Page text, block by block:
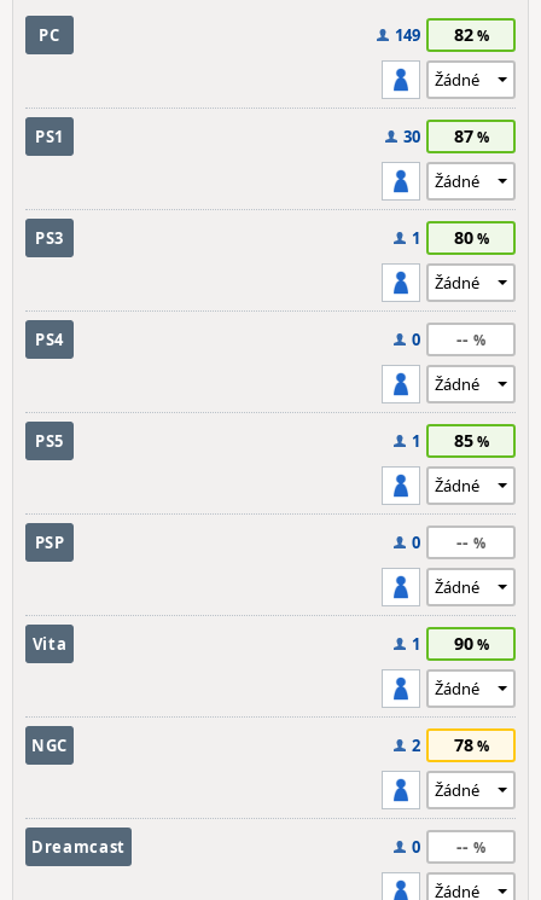
PC 149 82
PS1 30 87
PS3 1 80
PS4 0 --
PS5 1 85
PSP 0 --
Vita 1 90
NGC 2 78
Dreamcast 0 --